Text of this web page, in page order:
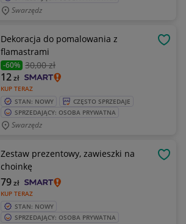
Swarzędz
Dekoracja do pomalowania z
flamastrami
-60% 30,00 zł
KUP TERAZ
12zł
STAN: NOWY
CZĘSTO SPRZEDAJE
SPRZEDAJĄCY: OSOBA PRYWATNA
Swarzędz
Zestaw prezentowy, zawieszki na
choinkę
KUP TERAZ
79zł
STAN: NOWY
SPRZEDAJĄCY: OSOBA PRYWATNA